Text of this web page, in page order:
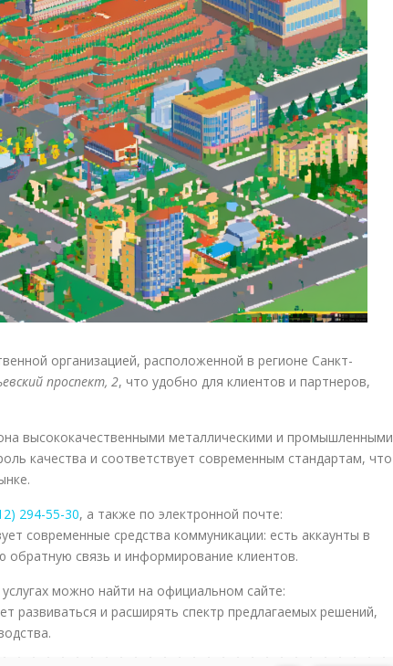
организацией, расположенной в регионе Санкт-
проспект, 2, что удобно для клиентов и партнеров,
высококачественными металлическими и промышленными
качества и соответствует современным стандартам, что
294-55-30, а также по электронной почте:
современные средства коммуникации: есть аккаунты в
обратную связь и информирование клиентов.
можно найти на официальном сайте:
развиваться и расширять спектр предлагаемых решений,